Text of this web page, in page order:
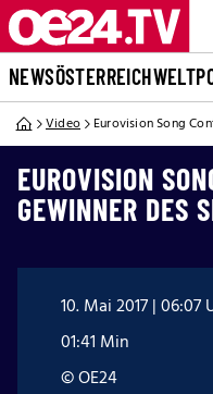
NEWSÖSTERREICHWELT
Video Eurovision Song
EUROVISION
GEWINNER DES
10. Mai 2017 | 06:07
01:41 Min
© OE24